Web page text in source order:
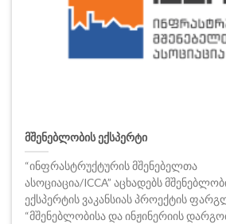
მშენებლობის ექსპერტი
“ინფრასტრუქტურის მშენებელთა
ასოციაცია/ICCA” აცხადებს
ექსპერტის ვაკანსიას პროექტის
“მშენებლობისა და ინჟინერიის